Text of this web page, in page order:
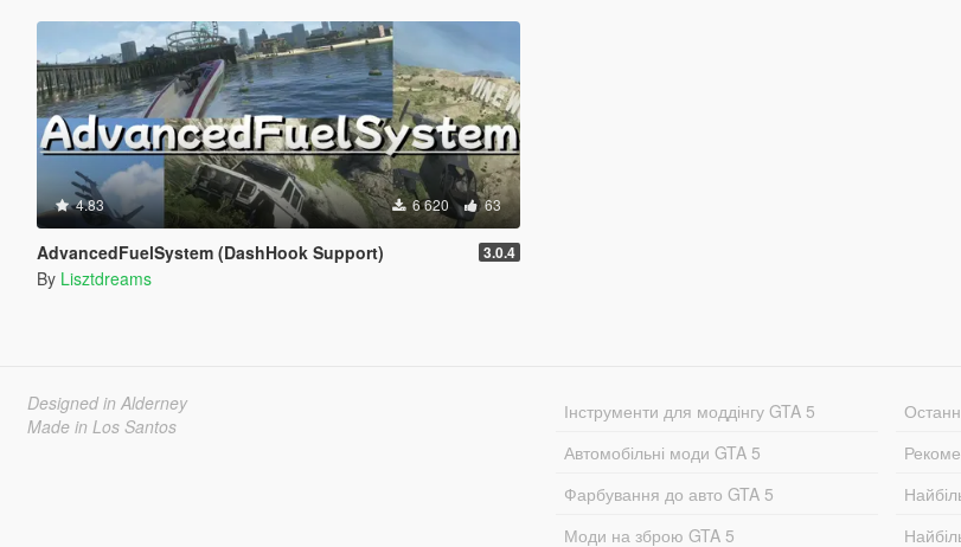
4.83 6 620 63
AdvancedFuelSystem (DashHook Support) 3.0.4
By Lisztdreams
Designed in Alderney
Made in Los Santos
Інструменти для моддінгу GTA 5
Автомобільні моди GTA 5
Фарбування до авто GTA 5
Моди на зброю GTA 5